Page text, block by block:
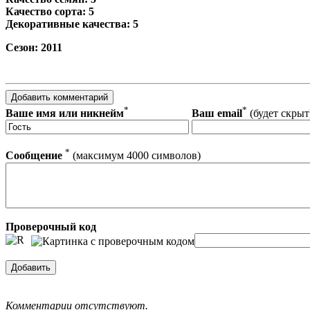
Качество сорта: 5
Декоративные качества: 5
Сезон: 2011
Ваше имя или никнейм* Ваш email* (будет
Сообщение * (максимум 4000 символов)
Проверочный код
Комментарии отсутствуют.